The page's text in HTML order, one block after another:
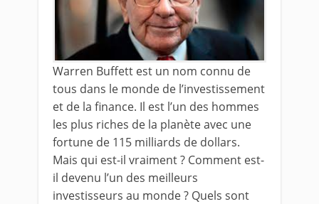
Warren Buffett est un nom connu de
tous dans le monde de l’investissement
et de la finance. Il est l’un des hommes
les plus riches de la planète avec une
fortune de 115 milliards de dollars.
Mais qui est-il vraiment ? Comment est-
il devenu l’un des meilleurs
investisseurs au monde ? Quels sont